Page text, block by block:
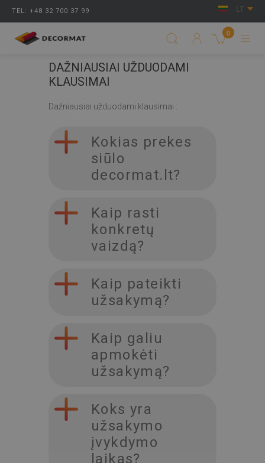
TEL: +48 32 700 37 99
0
DAŽNIAUSIAI UŽDUODAMI
KLAUSIMAI
Dažniausiai užduodami klausimai :
Kokias prekes
siūlo
decormat.lt?
Kaip rasti
konkretų
vaizdą?
Kaip pateikti
užsakymą?
Kaip galiu
apmokėti
užsakymą?
Koks yra
užsakymo
įvykdymo
laikas?